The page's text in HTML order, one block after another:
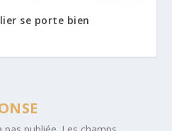
se porte bien